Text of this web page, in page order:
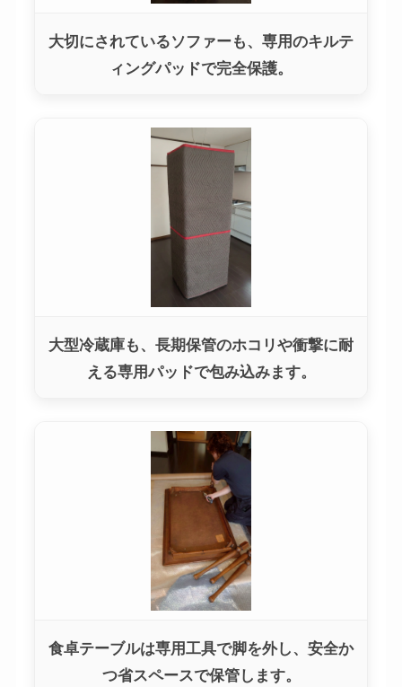
大切にされているソファーも、専用のキルテ
ィングパッドで完全保護。
大型冷蔵庫も、長期保管のホコリや衝撃に耐
える専用パッドで包み込みます。
食卓テーブルは専用工具で脚を外し、安全か
つ省スペースで保管します。